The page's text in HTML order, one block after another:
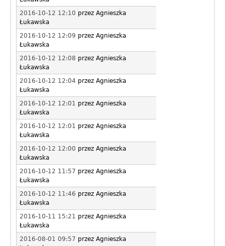
2016-10-12 12:10 przez Agnieszka
Łukawska
2016-10-12 12:09 przez Agnieszka
Łukawska
2016-10-12 12:08 przez Agnieszka
Łukawska
2016-10-12 12:04 przez Agnieszka
Łukawska
2016-10-12 12:01 przez Agnieszka
Łukawska
2016-10-12 12:01 przez Agnieszka
Łukawska
2016-10-12 12:00 przez Agnieszka
Łukawska
2016-10-12 11:57 przez Agnieszka
Łukawska
2016-10-12 11:46 przez Agnieszka
Łukawska
2016-10-11 15:21 przez Agnieszka
Łukawska
2016-08-01 09:57 przez Agnieszka